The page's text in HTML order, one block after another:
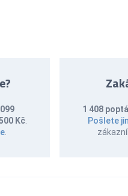
Kč
.
1 408
Pošlete